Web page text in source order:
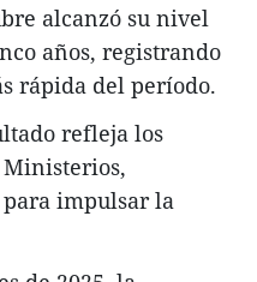
alcanzó su nivel
años, registrando
rápida del período.
refleja los
impulsar la